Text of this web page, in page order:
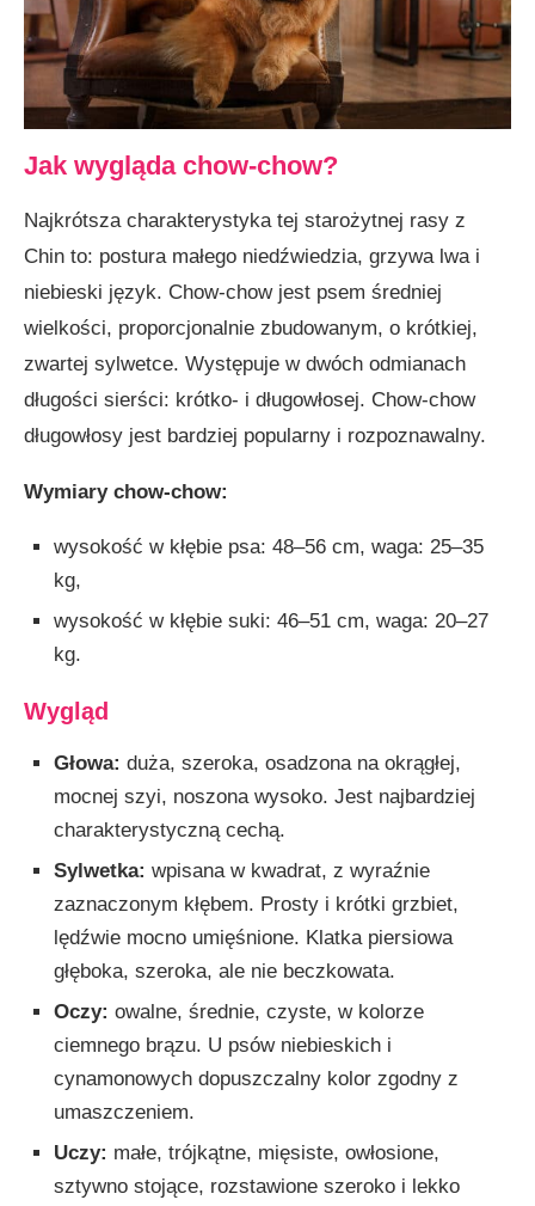
Jak wygląda chow-chow?
Najkrótsza charakterystyka tej starożytnej rasy z
Chin to: postura małego niedźwiedzia, grzywa lwa i
niebieski język. Chow-chow jest psem średniej
wielkości, proporcjonalnie zbudowanym, o krótkiej,
zwartej sylwetce. Występuje w dwóch odmianach
długości sierści: krótko- i długowłosej. Chow-chow
długowłosy jest bardziej popularny i rozpoznawalny.
Wymiary chow-chow:
wysokość w kłębie psa: 48–56 cm, waga: 25–35
kg,
wysokość w kłębie suki: 46–51 cm, waga: 20–27
kg.
Wygląd
Głowa: duża, szeroka, osadzona na okrągłej,
mocnej szyi, noszona wysoko. Jest najbardziej
charakterystyczną cechą.
Sylwetka: wpisana w kwadrat, z wyraźnie
zaznaczonym kłębem. Prosty i krótki grzbiet,
lędźwie mocno umięśnione. Klatka piersiowa
głęboka, szeroka, ale nie beczkowata.
Oczy: owalne, średnie, czyste, w kolorze
ciemnego brązu. U psów niebieskich i
cynamonowych dopuszczalny kolor zgodny z
umaszczeniem.
Uczy: małe, trójkątne, mięsiste, owłosione,
sztywno stojące, rozstawione szeroko i lekko